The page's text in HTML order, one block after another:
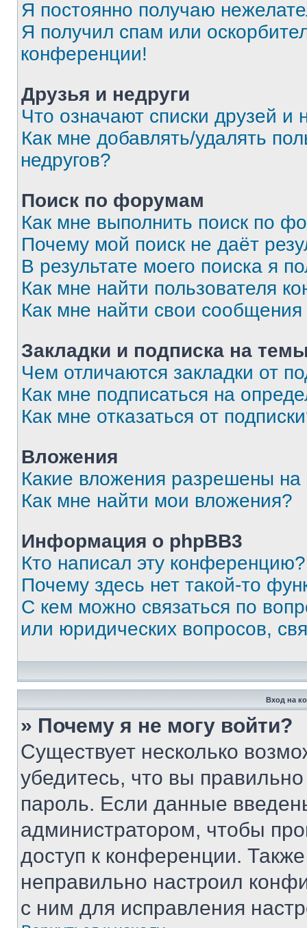
Я постоянно получаю
Я получил спам или
конференции!
Друзья и недруги
Что означают списки друзей и
Как мне добавлять/удалять
недругов?
Поиск по форумам
Как мне выполнить поиск по
Почему мой поиск не даёт
В результате моего поиска я
Как мне найти пользователя
Как мне найти свои
Закладки и подписка на
Чем отличаются закладки от
Как мне подписаться на
Как мне отказаться от
Вложения
Какие вложения разрешены
Как мне найти мои вложения?
Информация о phpBB3
Кто написал эту конференцию?
Почему здесь нет такой-то
С кем можно связаться по
или юридических вопросов,
Вход на
» Почему я не могу войти?
Существует несколько
убедитесь, что вы
пароль. Если данные
администратором, чтобы
доступ к конференции.
неправильно настроил
с ним для исправления